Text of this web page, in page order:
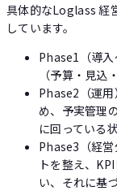
具体的なLoglass 経
しています。
Phase1（導
（予算・見
Phase2（運
め、予実管理
に回っている
Phase3（経
トを整え、
い、それに基